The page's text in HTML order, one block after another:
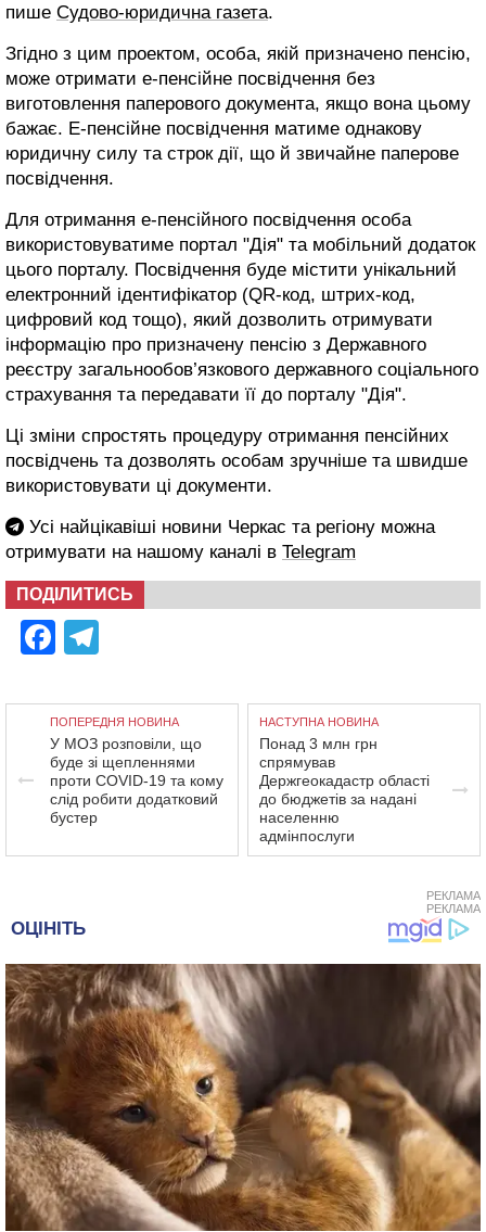
пише Судово-юридична газета.
Згідно з цим проектом, особа, якій призначено пенсію,
може отримати е-пенсійне посвідчення без
виготовлення паперового документа, якщо вона цьому
бажає. Е-пенсійне посвідчення матиме однакову
юридичну силу та строк дії, що й звичайне паперове
посвідчення.
Для отримання е-пенсійного посвідчення особа
використовуватиме портал "Дія" та мобільний додаток
цього порталу. Посвідчення буде містити унікальний
електронний ідентифікатор (QR-код, штрих-код,
цифровий код тощо), який дозволить отримувати
інформацію про призначену пенсію з Державного
реєстру загальнообов’язкового державного соціального
страхування та передавати її до порталу "Дія".
Ці зміни спростять процедуру отримання пенсійних
посвідчень та дозволять особам зручніше та швидше
використовувати ці документи.
Усі найцікавіші новини Черкас та регіону можна
отримувати на нашому каналі в Telegram
ПОДІЛИТИСЬ
Facebook
ПОПЕРЕДНЯ НОВИНА
У МОЗ розповіли, що
буде зі щепленнями
проти COVID-19 та кому
слід робити додатковий
бустер
НАСТУПНА НОВИНА
Понад 3 млн грн
спрямував
Держгеокадастр області
до бюджетів за надані
населенню
адмінпослуги
РЕКЛАМА
РЕКЛАМА